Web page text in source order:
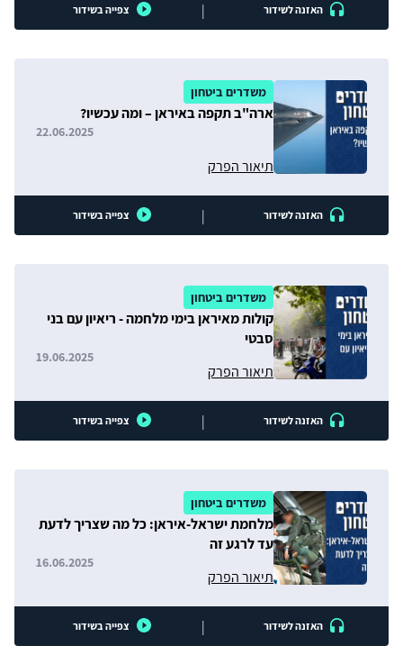
השונות, על אסטרטגיית הביטחון שלהן, ועל מערכת היחסים של
האזנה לשידור צפייה בשידור
משדרים ביטחון
ארה"ב תקפה באיראן – ומה עכשיו?
תיאור הפרק
22.06.2025
האזנה לשידור צפייה בשידור
משדרים ביטחון
קולות מאיראן בימי מלחמה - ריאיון עם בני
סבטי
תיאור הפרק
19.06.2025
האזנה לשידור צפייה בשידור
משדרים ביטחון
מלחמת ישראל-איראן: כל מה שצריך לדעת
עד לרגע זה
תיאור הפרק
16.06.2025
האזנה לשידור צפייה בשידור